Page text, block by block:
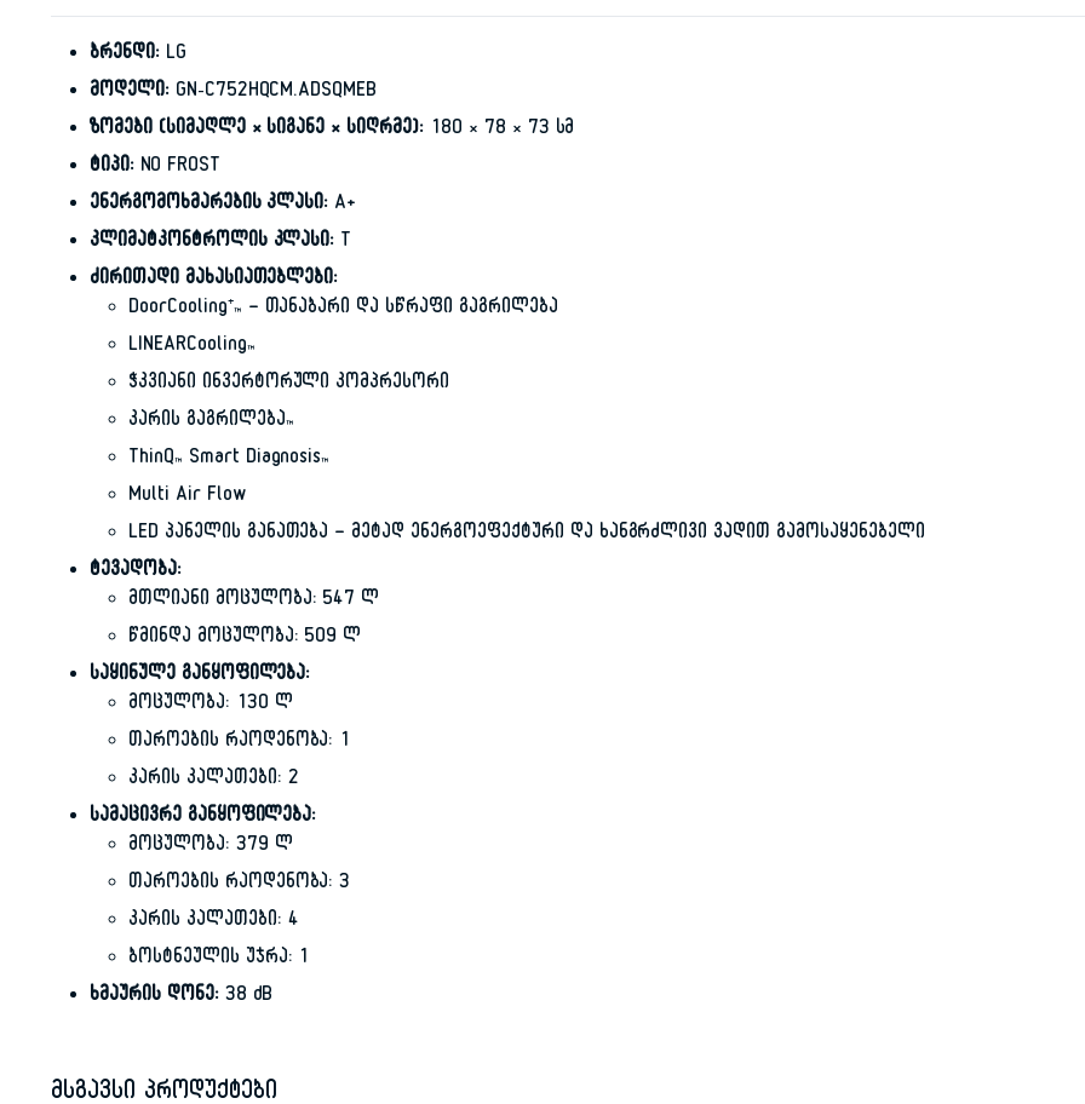
ბრენდი:LG
მოდელი:GN-C752HQCM.ADSQMEB
ზომები (სიმაღლე × სიგანე × სიღრმე):180 × 78 × 73 სმ
ტიპი:NO FROST
ენერგომოხმარების კლასი: A+
კლიმატკონტროლის კლასი: T
ძირითადი მახასიათებლები:
DoorCooling⁺™ — თანაბარი და სწრაფი გაგრილება
LINEARCooling™
ჭკვიანი ინვერტორული კომპრესორი
კარის გაგრილება™
ThinQ™ Smart Diagnosis™
Multi Air Flow
LED პანელის განათება — მეტად ენერგოეფექტური და ხანგრძლივი ვადით გამოსაყენებელი
ტევადობა:
მთლიანი მოცულობა: 547 ლ
წმინდა მოცულობა: 509 ლ
საყინულე განყოფილება:
მოცულობა: 130 ლ
თაროების რაოდენობა: 1
კარის კალათები: 2
სამაცივრე განყოფილება:
მოცულობა: 379 ლ
თაროების რაოდენობა: 3
კარის კალათები: 4
ბოსტნეულის უჯრა: 1
ხმაურის დონე:38 dB
მსგავსი პროდუქტები